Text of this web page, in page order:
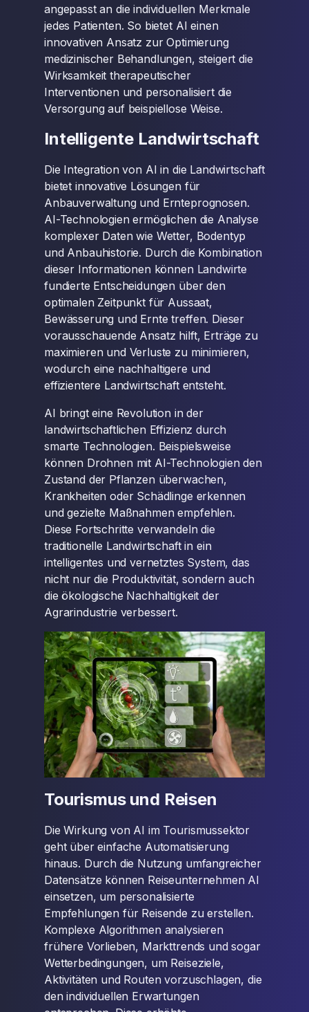
angepasst an die individuellen Merkmale
jedes Patienten. So bietet AI einen
innovativen Ansatz zur Optimierung
medizinischer Behandlungen, steigert die
Wirksamkeit therapeutischer
Interventionen und personalisiert die
Versorgung auf beispiellose Weise.
Intelligente Landwirtschaft
Die Integration von AI in die Landwirtschaft
bietet innovative Lösungen für
Anbauverwaltung und Ernteprognosen.
AI-Technologien ermöglichen die Analyse
komplexer Daten wie Wetter, Bodentyp
und Anbauhistorie. Durch die Kombination
dieser Informationen können Landwirte
fundierte Entscheidungen über den
optimalen Zeitpunkt für Aussaat,
Bewässerung und Ernte treffen. Dieser
vorausschauende Ansatz hilft, Erträge zu
maximieren und Verluste zu minimieren,
wodurch eine nachhaltigere und
effizientere Landwirtschaft entsteht.
AI bringt eine Revolution in der
landwirtschaftlichen Effizienz durch
smarte Technologien. Beispielsweise
können Drohnen mit AI-Technologien den
Zustand der Pflanzen überwachen,
Krankheiten oder Schädlinge erkennen
und gezielte Maßnahmen empfehlen.
Diese Fortschritte verwandeln die
traditionelle Landwirtschaft in ein
intelligentes und vernetztes System, das
nicht nur die Produktivität, sondern auch
die ökologische Nachhaltigkeit der
Agrarindustrie verbessert.
Tourismus und Reisen
Die Wirkung von AI im Tourismussektor
geht über einfache Automatisierung
hinaus. Durch die Nutzung umfangreicher
Datensätze können Reiseunternehmen AI
einsetzen, um personalisierte
Empfehlungen für Reisende zu erstellen.
Komplexe Algorithmen analysieren
frühere Vorlieben, Markttrends und sogar
Wetterbedingungen, um Reiseziele,
Aktivitäten und Routen vorzuschlagen, die
den individuellen Erwartungen